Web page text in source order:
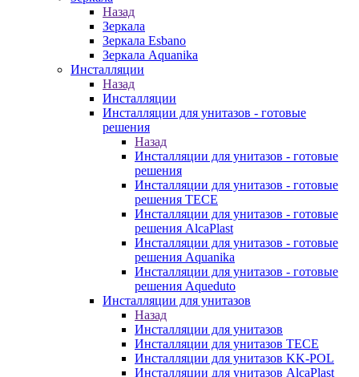
Назад
Зеркала
Зеркала Esbano
Зеркала Aquanika
Инсталляции
Назад
Инсталляции
Инсталляции для унитазов - готовые
решения
Назад
Инсталляции для унитазов - готовые
решения
Инсталляции для унитазов - готовые
решения TECE
Инсталляции для унитазов - готовые
решения AlcaPlast
Инсталляции для унитазов - готовые
решения Aquanika
Инсталляции для унитазов - готовые
решения Aqueduto
Инсталляции для унитазов
Назад
Инсталляции для унитазов
Инсталляции для унитазов TECE
Инсталляции для унитазов KK-POL
Инсталляции для унитазов AlcaPlast